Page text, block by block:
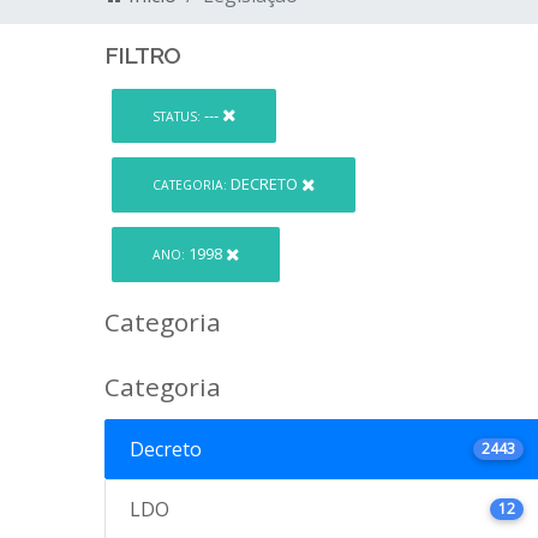
FILTRO
STATUS: ---
CATEGORIA: DECRETO
ANO: 1998
Categoria
Categoria
Decreto 2443
LDO 12